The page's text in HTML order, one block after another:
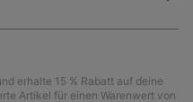
erhalte 15 % Rabatt auf deine
Artikel für einen Warenwert von